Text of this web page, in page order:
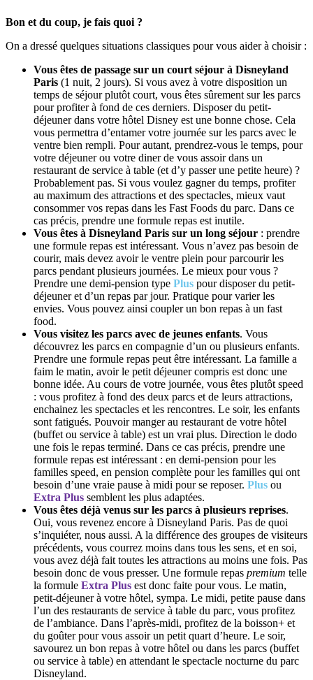
Bon et du coup, je fais quoi ?
On a dressé quelques situations classiques pour vous aider à choisir :
Vous êtes de passage sur un court séjour à Disneyland
Paris (1 nuit, 2 jours). Si vous avez à votre disposition un
temps de séjour plutôt court, vous êtes sûrement sur les parcs
pour profiter à fond de ces derniers. Disposer du petit-
déjeuner dans votre hôtel Disney est une bonne chose. Cela
vous permettra d’entamer votre journée sur les parcs avec le
ventre bien rempli. Pour autant, prendrez-vous le temps, pour
votre déjeuner ou votre diner de vous assoir dans un
restaurant de service à table (et d’y passer une petite heure) ?
Probablement pas. Si vous voulez gagner du temps, profiter
au maximum des attractions et des spectacles, mieux vaut
consommer vos repas dans les Fast Foods du parc. Dans ce
cas précis, prendre une formule repas est inutile.
Vous êtes à Disneyland Paris sur un long séjour : prendre
une formule repas est intéressant. Vous n’avez pas besoin de
courir, mais devez avoir le ventre plein pour parcourir les
parcs pendant plusieurs journées. Le mieux pour vous ?
Prendre une demi-pension type Plus pour disposer du petit-
déjeuner et d’un repas par jour. Pratique pour varier les
envies. Vous pouvez ainsi coupler un bon repas à un fast
food.
Vous visitez les parcs avec de jeunes enfants. Vous
découvrez les parcs en compagnie d’un ou plusieurs enfants.
Prendre une formule repas peut être intéressant. La famille a
faim le matin, avoir le petit déjeuner compris est donc une
bonne idée. Au cours de votre journée, vous êtes plutôt speed
: vous profitez à fond des deux parcs et de leurs attractions,
enchainez les spectacles et les rencontres. Le soir, les enfants
sont fatigués. Pouvoir manger au restaurant de votre hôtel
(buffet ou service à table) est un vrai plus. Direction le dodo
une fois le repas terminé. Dans ce cas précis, prendre une
formule repas est intéressant : en demi-pension pour les
familles speed, en pension complète pour les familles qui ont
besoin d’une vraie pause à midi pour se reposer. Plus ou
Extra Plus semblent les plus adaptées.
Vous êtes déjà venus sur les parcs à plusieurs reprises.
Oui, vous revenez encore à Disneyland Paris. Pas de quoi
s’inquiéter, nous aussi. A la différence des groupes de visiteurs
précédents, vous courrez moins dans tous les sens, et en soi,
vous avez déjà fait toutes les attractions au moins une fois. Pas
besoin donc de vous presser. Une formule repas premium telle
la formule Extra Plus est donc faite pour vous. Le matin,
petit-déjeuner à votre hôtel, sympa. Le midi, petite pause dans
l’un des restaurants de service à table du parc, vous profitez
de l’ambiance. Dans l’après-midi, profitez de la boisson+ et
du goûter pour vous assoir un petit quart d’heure. Le soir,
savourez un bon repas à votre hôtel ou dans les parcs (buffet
ou service à table) en attendant le spectacle nocturne du parc
Disneyland.